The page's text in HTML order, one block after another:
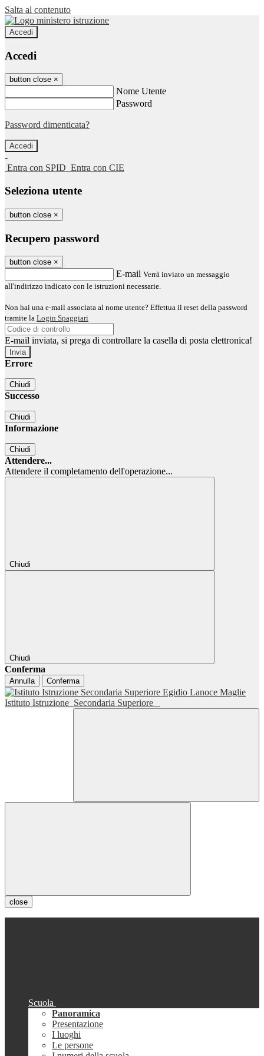
Salta al contenuto
Accedi
Accedi
button close ×
Nome Utente
Password
Password dimenticata?
-
Entra con SPID Entra con CIE
Seleziona utente
button close ×
Recupero password
button close ×
E-mail Verrà inviato un messaggio
all'indirizzo indicato con le istruzioni necessarie.
Non hai una e-mail associata al nome utente? Effettua il reset della password
tramite la Login Spaggiari
E-mail inviata, si prega di controllare la casella di posta elettronica!
Errore
Chiudi
Successo
Chiudi
Informazione
Chiudi
Attendere...
Attendere il completamento dell'operazione...
Chiudi
Chiudi
Conferma
Annulla Conferma
Istituto Istruzione Secondaria Superiore
close
Scuola
Panoramica
Presentazione
I luoghi
Le persone